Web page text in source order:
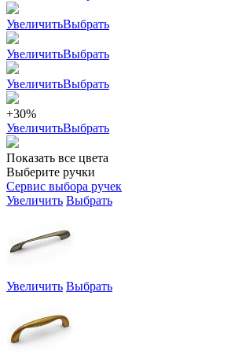
УвеличитьВыбрать
УвеличитьВыбрать
УвеличитьВыбрать
+30%
УвеличитьВыбрать
Показать все цвета
Выберите ручки
Сервис выбора ручек
Увеличить Выбрать
Увеличить Выбрать